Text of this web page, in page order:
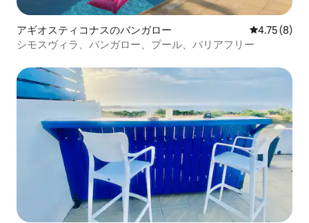
アギオスティコナスのバンガロー レビュー8
4.75 (8)
シモスヴィラ、バンガロー、プール、バリアフリー